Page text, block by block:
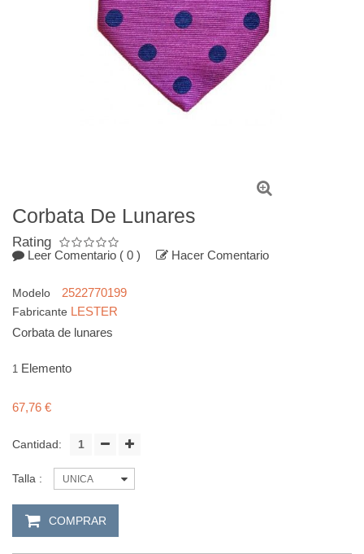
Corbata De Lunares
Rating
Leer Comentario ( 0 ) Hacer Comentario
Modelo 2522770199
Fabricante LESTER
Corbata de lunares
1 Elemento
67,76 €
Cantidad:
Talla : UNICA
COMPRAR